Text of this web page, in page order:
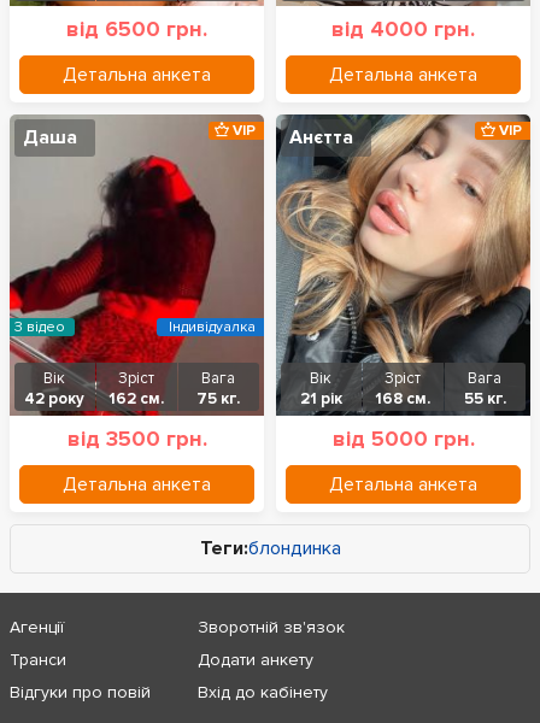
від 6500 грн.
Детальна анкета
від 4000 грн.
Детальна анкета
Даша
Вік
42 року
Зріст
162 см.
Вага
75 кг.
від 3500 грн.
Детальна анкета
VIP
З відео Індивідуалка
Анєтта
Вік
21 рік
Зріст
168 см.
Вага
55 кг.
від 5000 грн.
Детальна анкета
VIP
Теги:блондинка
Агенції
Транси
Відгуки про повій
Зворотній зв'язок
Додати анкету
Вхід до кабінету